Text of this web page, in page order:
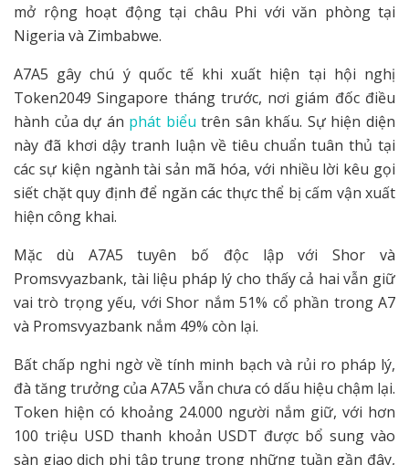
mở rộng hoạt động tại châu Phi với văn phòng tại
Nigeria và Zimbabwe.
A7A5 gây chú ý quốc tế khi xuất hiện tại hội nghị
Token2049 Singapore tháng trước, nơi giám đốc điều
hành của dự án phát biểu trên sân khấu. Sự hiện diện
này đã khơi dậy tranh luận về tiêu chuẩn tuân thủ tại
các sự kiện ngành tài sản mã hóa, với nhiều lời kêu gọi
siết chặt quy định để ngăn các thực thể bị cấm vận xuất
hiện công khai.
Mặc dù A7A5 tuyên bố độc lập với Shor và
Promsvyazbank, tài liệu pháp lý cho thấy cả hai vẫn giữ
vai trò trọng yếu, với Shor nắm 51% cổ phần trong A7
và Promsvyazbank nắm 49% còn lại.
Bất chấp nghi ngờ về tính minh bạch và rủi ro pháp lý,
đà tăng trưởng của A7A5 vẫn chưa có dấu hiệu chậm lại.
Token hiện có khoảng 24.000 người nắm giữ, với hơn
100 triệu USD thanh khoản USDT được bổ sung vào
sàn giao dịch phi tập trung trong những tuần gần đây,